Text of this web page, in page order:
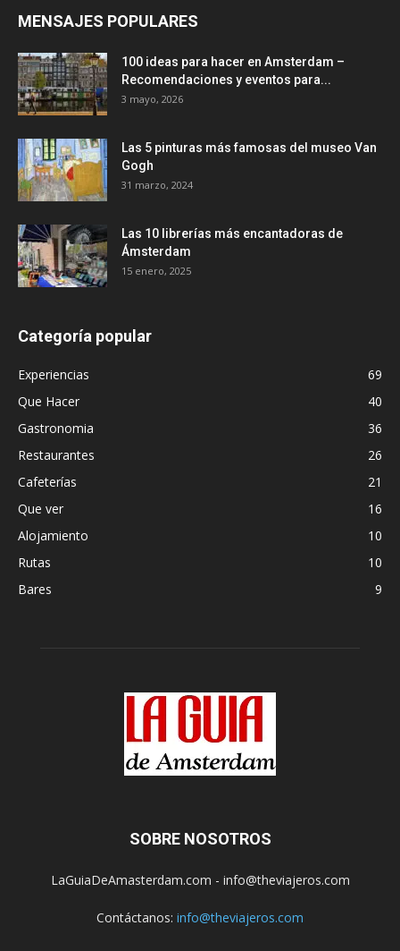
MENSAJES POPULARES
100 ideas para hacer en Amsterdam –
Recomendaciones y eventos para...
3 mayo, 2026
Las 5 pinturas más famosas del museo Van
Gogh
31 marzo, 2024
Las 10 librerías más encantadoras de
Ámsterdam
15 enero, 2025
Categoría popular
Experiencias
69
Que Hacer
40
Gastronomia
36
Restaurantes
26
Cafeterías
21
Que ver
16
Alojamiento
10
Rutas
10
Bares
9
SOBRE NOSOTROS
LaGuiaDeAmasterdam.com - info@theviajeros.com
Contáctanos: info@theviajeros.com